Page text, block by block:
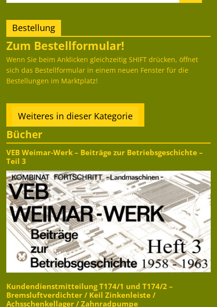
Bestellung
Zum Bestellformular!
Wenn Sie beim Anklicken gleichzeitig SHIFT drücken, öffnet
sich das Bestellformular in einem neuen Fenster für die
Bestellungen im Marktplatz!
Weiteres in dieser Kategorie
Bücher
VEB Weimar-Werk – Beiträge zur Betriebsgeschichte –
Teil 3
Kundendienstmitteilung T174/1 und T174/2 –
Bremsluftverdichter / Keil Zinkenleiste /
Achsschenkellager / Zahnradpumpe